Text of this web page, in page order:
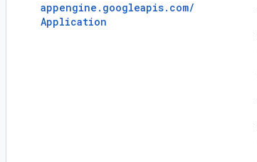
appengine. googleapis. com/
Application